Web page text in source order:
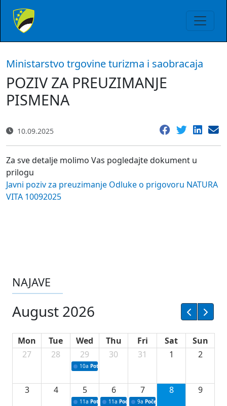
Ministarstvo trgovine turizma i saobracaja
POZIV ZA PREUZIMANJE
PISMENA
10.09.2025
Za sve detalje molimo Vas pogledajte dokument u
prilogu
Javni poziv za preuzimanje Odluke o prigovoru NATURA
VITA 10092025
NAJAVE
August 2026
Mon Tue Wed Thu Fri Sat
Sun
27
28 29
10a Potpisivanje ugovora sa neprofitnim
30 31 1 2
3 4 5
11a Potpisivanje ugovora o stipendijama za
6
11a Podrška razvoju vodne infrastrukture u
7
9a Početak izgradnje nove
8 9